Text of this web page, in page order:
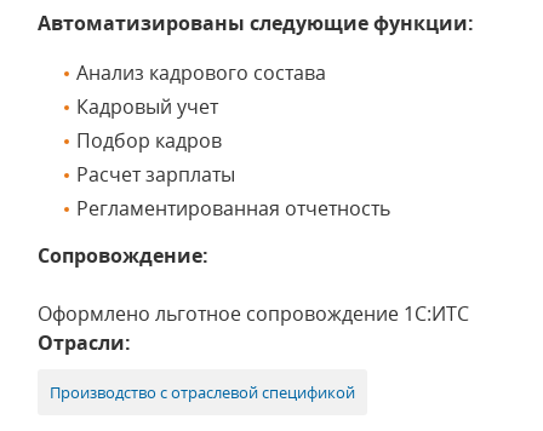
Автоматизированы следующие функции:
Анализ кадрового состава
Кадровый учет
Подбор кадров
Расчет зарплаты
Регламентированная отчетность
Сопровождение:
Оформлено льготное сопровождение 1С:ИТС
Отрасли:
Производство с отраслевой спецификой